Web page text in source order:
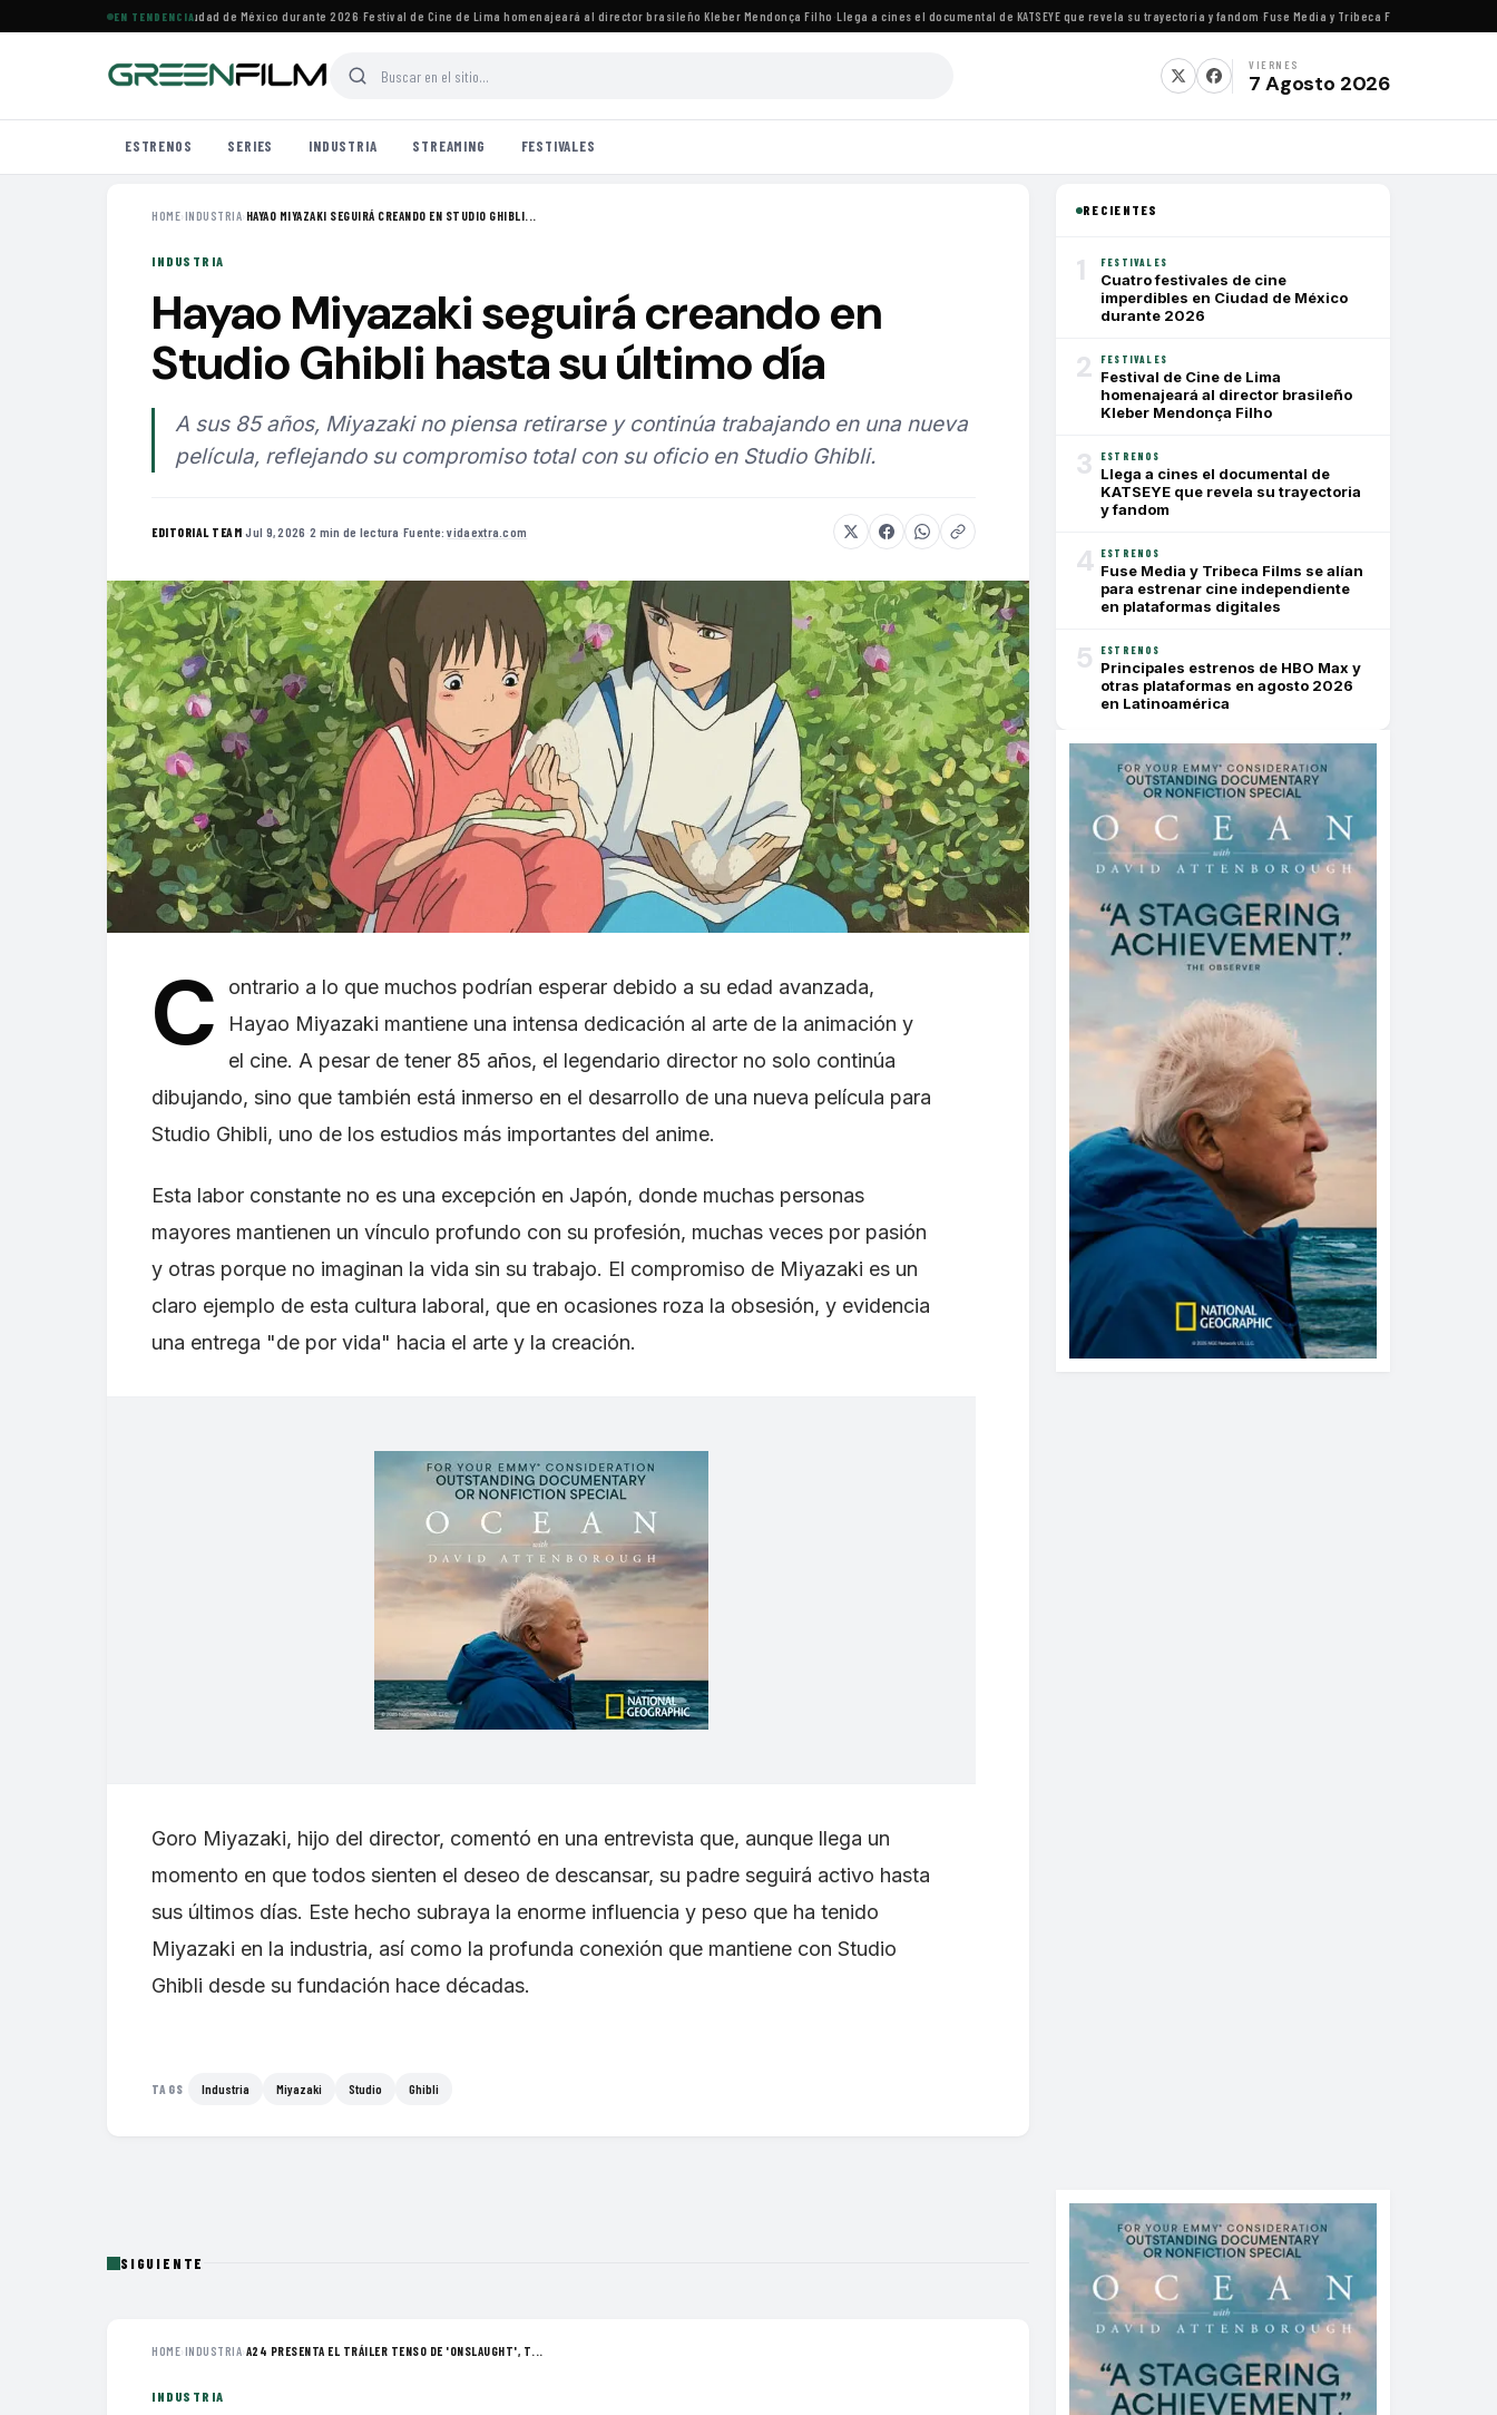
EN TENDENCIA
de cine imperdibles en Ciudad de México durante 2026·Festival de Cine de Lima homenajeará al director brasileño Kleber Mendonça Filho·Llega a cines el documental de KATSEYE que revela su trayectoria y fandom·Fuse Media y Tribeca Films se alían para
VIERNES
7 Agosto 2026
ESTRENOS SERIES INDUSTRIA STREAMING FESTIVALES
HOME›INDUSTRIA› HAYAO MIYAZAKI SEGUIRÁ CREANDO EN STUDIO GHIBLI...
INDUSTRIA
Hayao Miyazaki seguirá creando en
Studio Ghibli hasta su último día
A sus 85 años, Miyazaki no piensa retirarse y continúa trabajando en una nueva
película, reflejando su compromiso total con su oficio en Studio Ghibli.
EDITORIAL TEAM·Jul 9, 2026 ·2 min de lectura ·Fuente:vidaextra.com
C
ontrario a lo que muchos podrían esperar debido a su edad avanzada,
Hayao Miyazaki mantiene una intensa dedicación al arte de la animación y
el cine. A pesar de tener 85 años, el legendario director no solo continúa
dibujando, sino que también está inmerso en el desarrollo de una nueva película para
Studio Ghibli, uno de los estudios más importantes del anime.
Esta labor constante no es una excepción en Japón, donde muchas personas
mayores mantienen un vínculo profundo con su profesión, muchas veces por pasión
y otras porque no imaginan la vida sin su trabajo. El compromiso de Miyazaki es un
claro ejemplo de esta cultura laboral, que en ocasiones roza la obsesión, y evidencia
una entrega "de por vida" hacia el arte y la creación.
Goro Miyazaki, hijo del director, comentó en una entrevista que, aunque llega un
momento en que todos sienten el deseo de descansar, su padre seguirá activo hasta
sus últimos días. Este hecho subraya la enorme influencia y peso que ha tenido
Miyazaki en la industria, así como la profunda conexión que mantiene con Studio
Ghibli desde su fundación hace décadas.
TAGS Industria Miyazaki Studio Ghibli
RECIENTES
1 FESTIVALES
Cuatro festivales de cine
imperdibles en Ciudad de México
durante 2026
2 FESTIVALES
Festival de Cine de Lima
homenajeará al director brasileño
Kleber Mendonça Filho
3 ESTRENOS
Llega a cines el documental de
KATSEYE que revela su trayectoria
y fandom
4 ESTRENOS
Fuse Media y Tribeca Films se alían
para estrenar cine independiente
en plataformas digitales
5 ESTRENOS
Principales estrenos de HBO Max y
otras plataformas en agosto 2026
en Latinoamérica
SIGUIENTE
HOME›INDUSTRIA›A24 PRESENTA EL TRÁILER TENSO DE 'ONSLAUGHT', T...
INDUSTRIA